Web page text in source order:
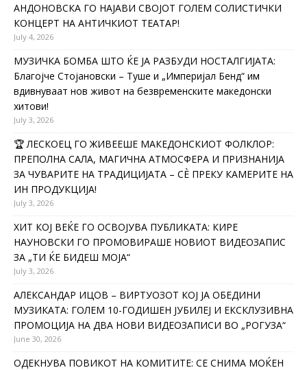
АНДОНОВСКА ГО НАЈАВИ СВОЈОТ ГОЛЕМ СОЛИСТИЧКИ
КОНЦЕРТ НА АНТИЧКИОТ ТЕАТАР!
July 4, 2026
МУЗИЧКА БОМБА ШТО ЌЕ ЈА РАЗБУДИ НОСТАЛГИЈАТА:
Благојче Стојановски – Туше и „Империјал Бенд“ им
вдивнуваат нов живот на безвременските македонски
хитови!
July 3, 2026
🏆 ЛЕСКОЕЦ ГО ЖИВЕЕШЕ МАКЕДОНСКИОТ ФОЛКЛОР:
ПРЕПОЛНА САЛА, МАГИЧНА АТМОСФЕРА И ПРИЗНАНИЈА
ЗА ЧУВАРИТЕ НА ТРАДИЦИЈАТА – СÈ ПРЕКУ КАМЕРИТЕ НА
ИН ПРОДУКЦИЈА!
July 3, 2026
ХИТ КОЈ ВЕЌЕ ГО ОСВОЈУВА ПУБЛИКАТА: КИРЕ
НАУНОВСКИ ГО ПРОМОВИРАШЕ НОВИОТ ВИДЕОЗАПИС
ЗА „ТИ ЌЕ БИДЕШ МОЈА“
July 3, 2026
АЛЕКСАНДАР ИЦОВ – ВИРТУОЗОТ КОЈ ЈА ОБЕДИНИ
МУЗИКАТА: ГОЛЕМ 10-ГОДИШЕН ЈУБИЛЕЈ И ЕКСКЛУЗИВНА
ПРОМОЦИЈА НА ДВА НОВИ ВИДЕОЗАПИСИ ВО „РОГУЗА“
June 30, 2026
ОДЕКНУВА ПОВИКОТ НА КОМИТИТЕ: СЕ СНИМА МОЌЕН